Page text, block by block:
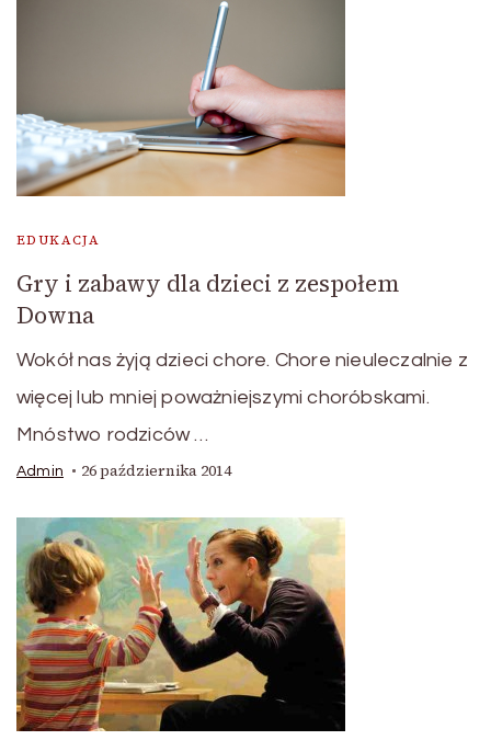
EDUKACJA
Gry i zabawy dla dzieci z zespołem
Downa
Wokół nas żyją dzieci chore. Chore nieuleczalnie z
więcej lub mniej poważniejszymi choróbskami.
Mnóstwo rodziców …
Admin 26 października 2014